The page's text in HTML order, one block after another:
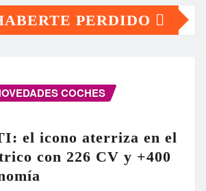
PERDIDO
COCHES
el icono aterriza en el
con 226 CV y +400